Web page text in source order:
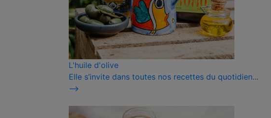
L'huile d'olive
Elle s’invite dans toutes nos recettes du quotidien...
⟶